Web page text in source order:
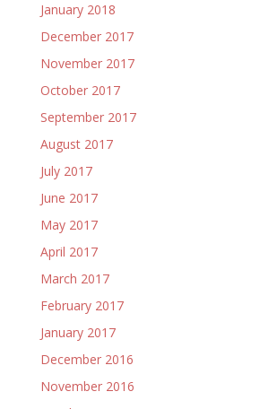
January 2018
December 2017
November 2017
October 2017
September 2017
August 2017
July 2017
June 2017
May 2017
April 2017
March 2017
February 2017
January 2017
December 2016
November 2016